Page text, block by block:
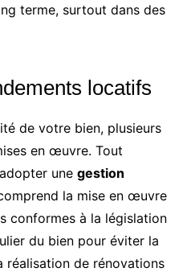
terme, surtout dans des
locatifs
de votre bien, plusieurs
en œuvre. Tout
une gestion
la mise en œuvre
conformes à la législation
du bien pour éviter la
réalisation de rénovations